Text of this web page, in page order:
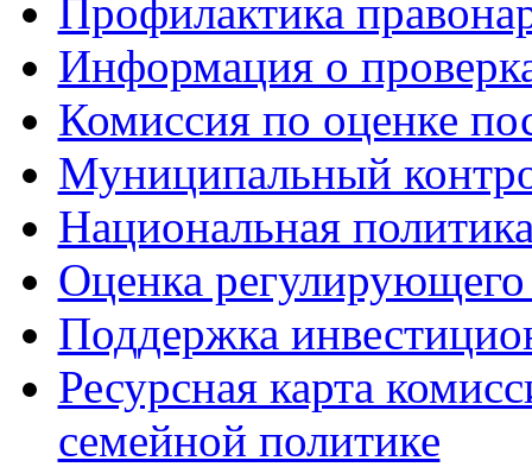
Профилактика
Информация о
Комиссия по оценке
Муниципальный
Национальная
Оценка регулирующего
Поддержка
Ресурсная карта
семейной политике